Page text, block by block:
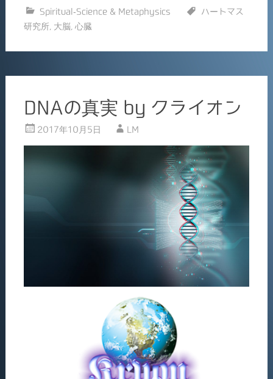
e
o
o
k
l
Spiritual-Science & Metaphysics
ハートマス
研究所, 大脳 心臓
DNAの真実 by クライオン
2017年10月5日 LM